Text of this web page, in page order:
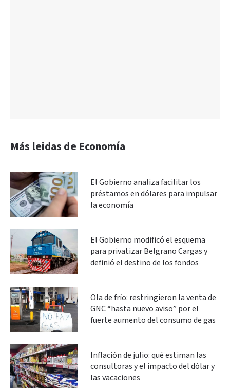
Más leidas de Economía
El Gobierno analiza facilitar los
préstamos en dólares para impulsar
la economía
El Gobierno modificó el esquema
para privatizar Belgrano Cargas y
definió el destino de los fondos
Ola de frío: restringieron la venta de
GNC “hasta nuevo aviso” por el
fuerte aumento del consumo de gas
Inflación de julio: qué estiman las
consultoras y el impacto del dólar y
las vacaciones